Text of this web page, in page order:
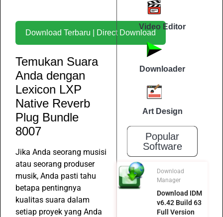
Download Terbaru | Direct Download
Temukan Suara
Anda dengan
Lexicon LXP
Native Reverb
Plug Bundle
8007
Jika Anda seorang musisi
atau seorang produser
musik, Anda pasti tahu
betapa pentingnya
kualitas suara dalam
setiap proyek yang Anda
Video Editor
Downloader
Art Design
Popular
Software
Download
Manager
Download IDM
v6.42 Build 63
Full Version